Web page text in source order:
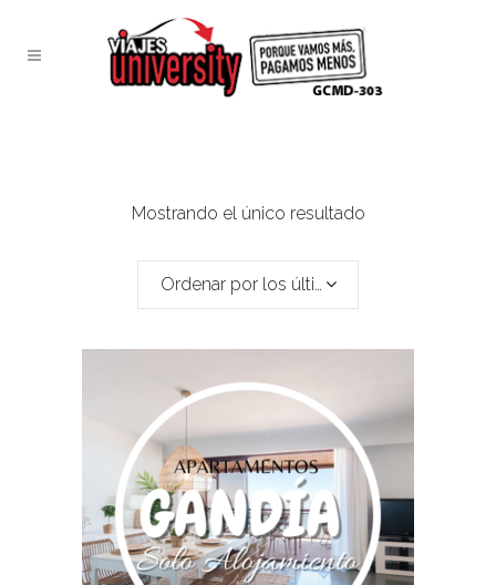
Mostrando el único resultado
Ordenar por los últimos